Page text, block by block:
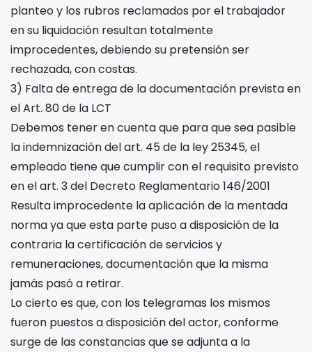
planteo y los rubros reclamados por el trabajador
en su liquidación resultan totalmente
improcedentes, debiendo su pretensión ser
rechazada, con costas.
3) Falta de entrega de la documentación prevista en
el Art. 80 de la LCT
Debemos tener en cuenta que para que sea pasible
la indemnización del art. 45 de la ley 25345, el
empleado tiene que cumplir con el requisito previsto
en el art. 3 del Decreto Reglamentario 146/2001
Resulta improcedente la aplicación de la mentada
norma ya que esta parte puso a disposición de la
contraria la certificación de servicios y
remuneraciones, documentación que la misma
jamás pasó a retirar.
Lo cierto es que, con los telegramas los mismos
fueron puestos a disposición del actor, conforme
surge de las constancias que se adjunta a la